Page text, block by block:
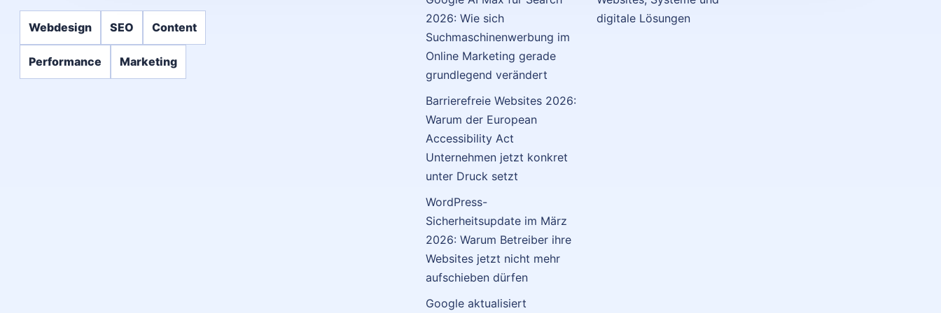
Webdesign SEO Content
Performance Marketing
2026: Wie sich
Suchmaschinenwerbung im
Online Marketing gerade
grundlegend verändert
Barrierefreie Websites 2026:
Warum der European
Accessibility Act
Unternehmen jetzt konkret
unter Druck setzt
WordPress-
Sicherheitsupdate im März
2026: Warum Betreiber ihre
Websites jetzt nicht mehr
aufschieben dürfen
Google aktualisiert
digitale Lösungen